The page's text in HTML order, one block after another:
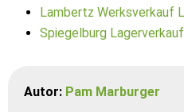
Lambertz Werksverkauf
Spiegelburg
Autor: Pam Marburger